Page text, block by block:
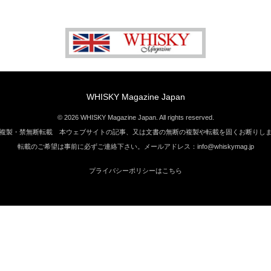
WHISKY Magazine Japan
© 2026 WHISKY Magazine Japan. All rights reserved.
製・禁無断転載 本ウェブサイトの記事、又は文書の無断の複製や転載を固くお断りし
転載のご希望は事前に必ずご連絡下さい。メールアドレス：info@whiskymag.jp
プライバシーポリシーはこちら